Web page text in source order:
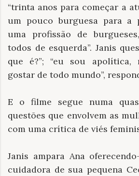
“trinta anos para começar a
um pouco burguesa para a
uma profissão de
todos de esquerda”. Janis
que é?”; “eu sou apolítica,
gostar de todo mundo”,
E o filme segue numa
questões que envolvem as
com uma crítica de viés
Janis ampara Ana
cuidadora de sua pequena